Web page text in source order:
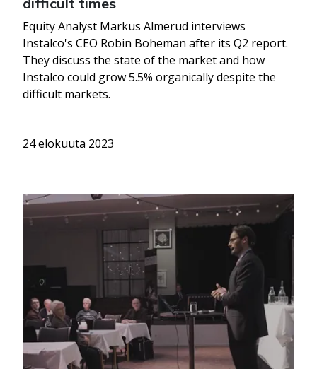
Equity Analyst Markus Almerud interviews
Instalco's CEO Robin Boheman after its Q2 report.
They discuss the state of the market and how
Instalco could grow 5.5% organically despite the
difficult markets.
24 elokuuta 2023